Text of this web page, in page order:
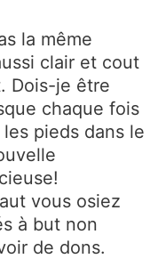
la même
clair et cout
Dois-je être
chaque fois
pieds dans le
vous osiez
à but non
de dons.